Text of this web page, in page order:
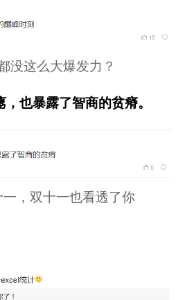
没这么大爆发力？
也暴露了智商的贫瘠。
，双十一也看透了你